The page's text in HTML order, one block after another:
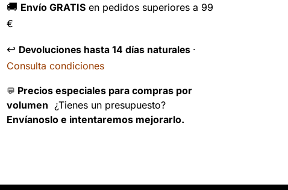
🚚 Envío GRATIS en pedidos superiores a 99
€
↩️ Devoluciones hasta 14 días naturales ·
Consulta condiciones
💬 Precios especiales para compras por
volumen ¿Tienes un presupuesto?
Envíanoslo e intentaremos mejorarlo.